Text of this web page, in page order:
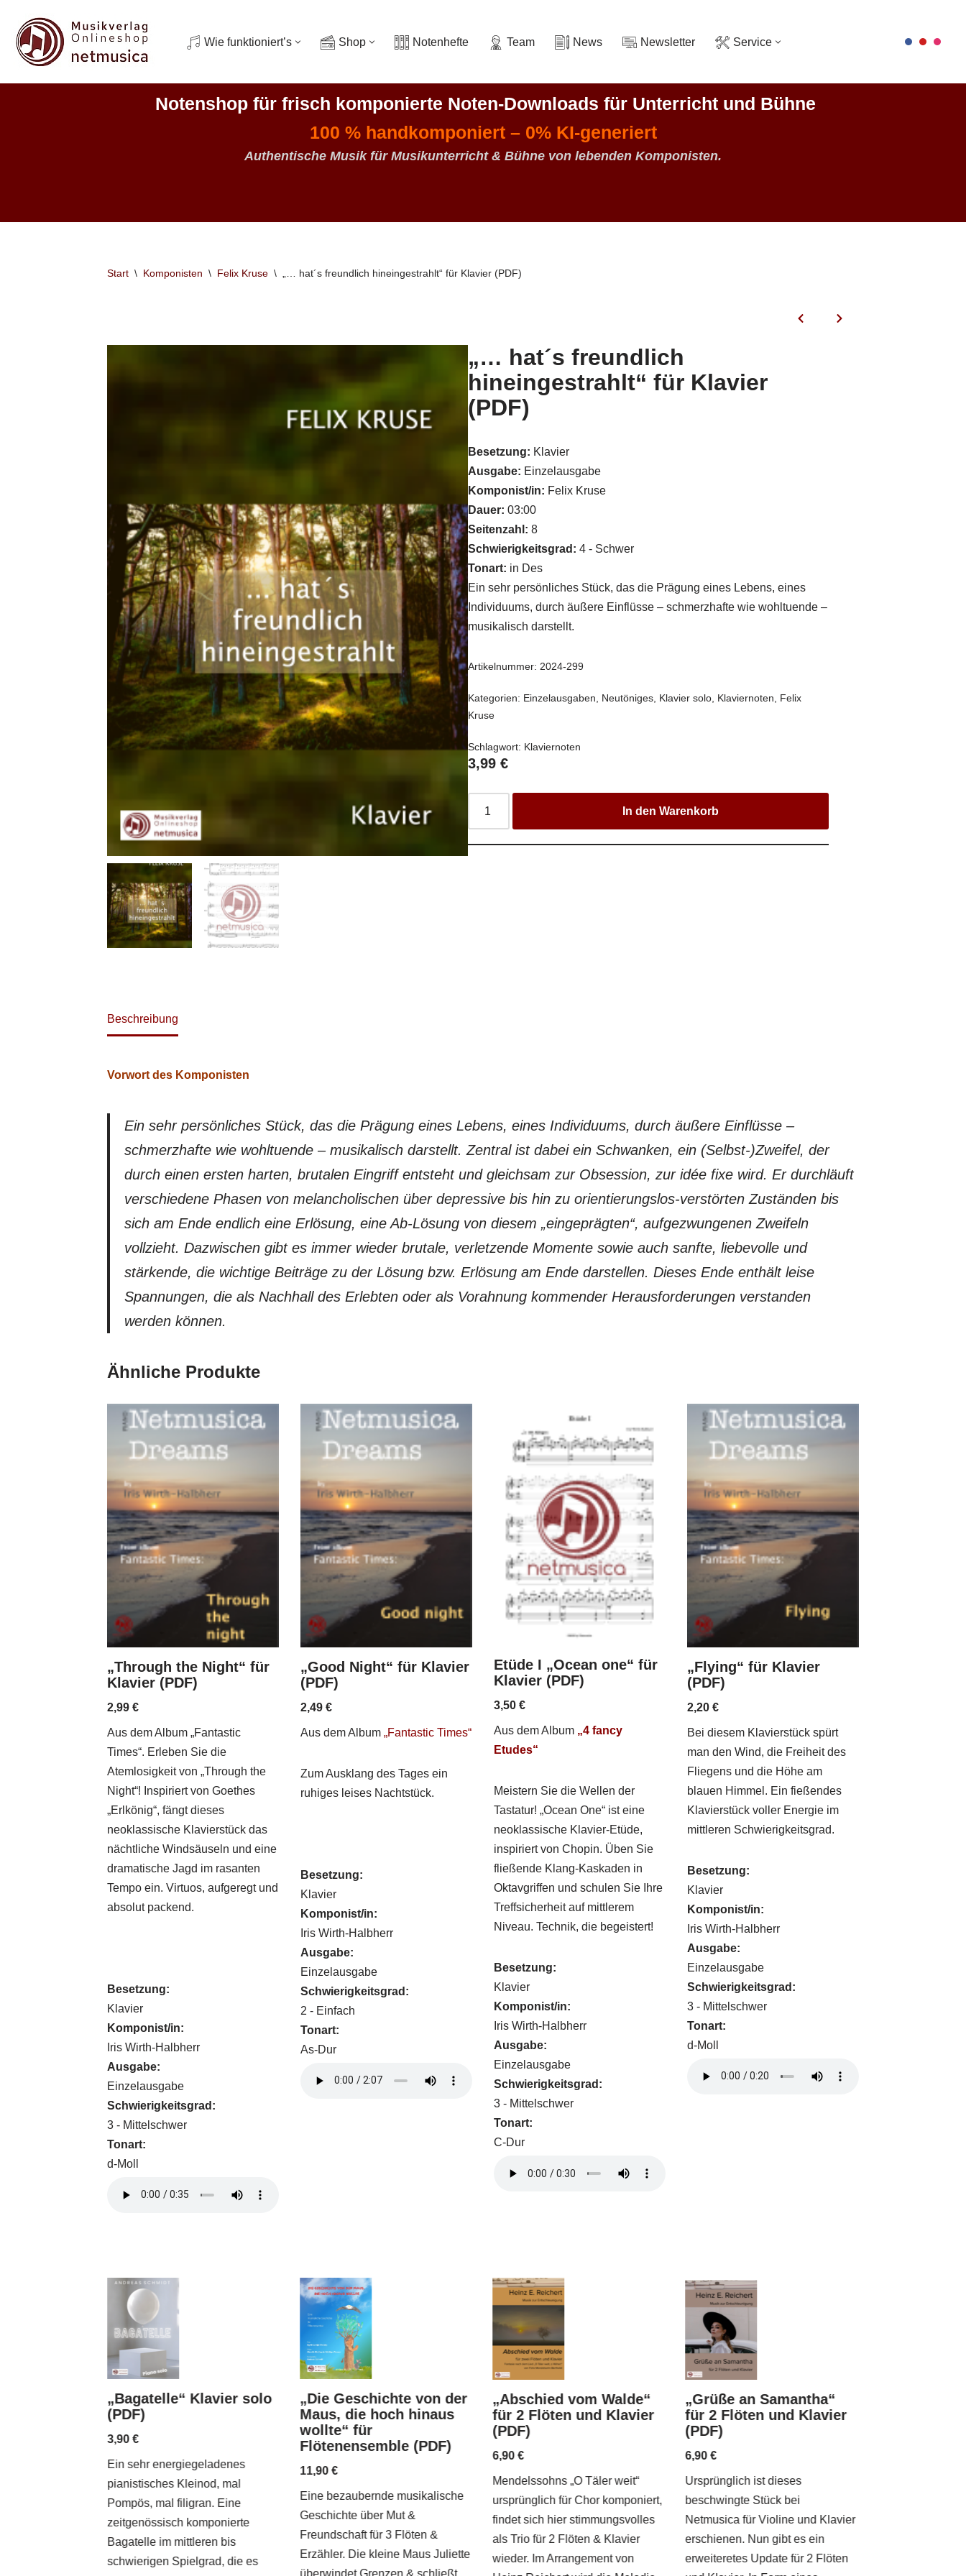
Zum
Inhalt
Wie funktioniert’s Shop Notenhefte Team News Newsletter Service
Notenshop für frisch komponierte Noten-Downloads für Unterricht und Bühne
100 % handkomponiert – 0% KI-generiert
Authentische Musik für Musikunterricht & Bühne von lebenden Komponisten.
Start \ Komponisten \ Felix Kruse \ „… hat´s freundlich hineingestrahlt“ für Klavier (PDF)
„… hat´s freundlich
hineingestrahlt“ für Klavier
(PDF)
Besetzung: Klavier
Ausgabe: Einzelausgabe
Komponist/in: Felix Kruse
Dauer: 03:00
Seitenzahl: 8
Schwierigkeitsgrad: 4 - Schwer
Tonart: in Des
Ein sehr persönliches Stück, das die Prägung eines Lebens, eines
Individuums, durch äußere Einflüsse – schmerzhafte wie wohltuende –
musikalisch darstellt.
Artikelnummer: 2024-299
Kategorien: Einzelausgaben Neutöniges Klavier solo Klaviernoten
Felix
Kruse
Schlagwort: Klaviernoten
3,99€
In den Warenkorb
Beschreibung
Vorwort des Komponisten
Ein sehr persönliches Stück, das die Prägung eines Lebens, eines Individuums, durch äußere Einflüsse –
schmerzhafte wie wohltuende – musikalisch darstellt. Zentral ist dabei ein Schwanken, ein (Selbst-)Zweifel, der
durch einen ersten harten, brutalen Eingriff entsteht und gleichsam zur Obsession, zur idée fixe wird. Er durchläuft
verschiedene Phasen von melancholischen über depressive bis hin zu orientierungslos-verstörten Zuständen bis
sich am Ende endlich eine Erlösung, eine Ab-Lösung von diesem „eingeprägten“, aufgezwungenen Zweifeln
vollzieht. Dazwischen gibt es immer wieder brutale, verletzende Momente sowie auch sanfte, liebevolle und
stärkende, die wichtige Beiträge zu der Lösung bzw. Erlösung am Ende darstellen. Dieses Ende enthält leise
Spannungen, die als Nachhall des Erlebten oder als Vorahnung kommender Herausforderungen verstanden
werden können.
Ähnliche Produkte
„Through the Night“ für
Klavier (PDF)
2,99€
Aus dem Album „Fantastic
Times“. Erleben Sie die
Atemlosigkeit von „Through the
Night“! Inspiriert von Goethes
„Erlkönig“, fängt dieses
neoklassische Klavierstück das
nächtliche Windsäuseln und eine
dramatische Jagd im rasanten
Tempo ein. Virtuos, aufgeregt und
absolut packend.
Besetzung:
Klavier
Komponist/in:
Iris Wirth-Halbherr
Ausgabe:
Einzelausgabe
Schwierigkeitsgrad:
3 - Mittelschwer
Tonart:
d-Moll
„Good Night“ für Klavier
(PDF)
2,49€
Aus dem Album„Fantastic Times“
Zum Ausklang des Tages ein
ruhiges leises Nachtstück.
Besetzung:
Klavier
Komponist/in:
Iris Wirth-Halbherr
Ausgabe:
Einzelausgabe
Schwierigkeitsgrad:
2 - Einfach
Tonart:
As-Dur
Etüde I „Ocean one“ für
Klavier (PDF)
3,50 €
Aus dem Album „4 fancy
Etudes“
Meistern Sie die Wellen der
Tastatur! „Ocean One“ ist eine
neoklassische Klavier-Etüde,
inspiriert von Chopin. Üben Sie
fließende Klang-Kaskaden in
Oktavgriffen und schulen Sie Ihre
Treffsicherheit auf mittlerem
Niveau. Technik, die begeistert!
Besetzung:
Klavier
Komponist/in:
Iris Wirth-Halbherr
Ausgabe:
Einzelausgabe
Schwierigkeitsgrad:
3 - Mittelschwer
Tonart:
C-Dur
„Flying“ für Klavier
(PDF)
2,20 €
Bei diesem Klavierstück spürt
man den Wind, die Freiheit des
Fliegens und die Höhe am
blauen Himmel. Ein fießendes
Klavierstück voller Energie im
mittleren Schwierigkeitsgrad.
Besetzung:
Klavier
Komponist/in:
Iris Wirth-Halbherr
Ausgabe:
Einzelausgabe
Schwierigkeitsgrad:
3 - Mittelschwer
Tonart:
d-Moll
„Bagatelle“ Klavier solo
(PDF)
3,90€
Ein sehr energiegeladenes
pianistisches Kleinod, mal
Pompös, mal filigran. Eine
zeitgenössisch komponierte
Bagatelle im mittleren bis
schwierigen Spielgrad, die es
„Die Geschichte von der
Maus, die hoch hinaus
wollte“ für
Flötenensemble (PDF)
11,90€
Eine bezaubernde musikalische
Geschichte über Mut &
Freundschaft für 3 Flöten &
Erzähler. Die kleine Maus Juliette
überwindet Grenzen & schließt
„Abschied vom Walde“
für 2 Flöten und Klavier
(PDF)
6,90 €
Mendelssohns „O Täler weit“
ursprünglich für Chor komponiert,
findet sich hier stimmungsvolles
als Trio für 2 Flöten & Klavier
wieder. Im Arrangement von
„Grüße an Samantha“
für 2 Flöten und Klavier
(PDF)
6,90 €
Ursprünglich ist dieses
beschwingte Stück bei
Netmusica für Violine und Klavier
erschienen. Nun gibt es ein
erweiteretes Update für 2 Flöten